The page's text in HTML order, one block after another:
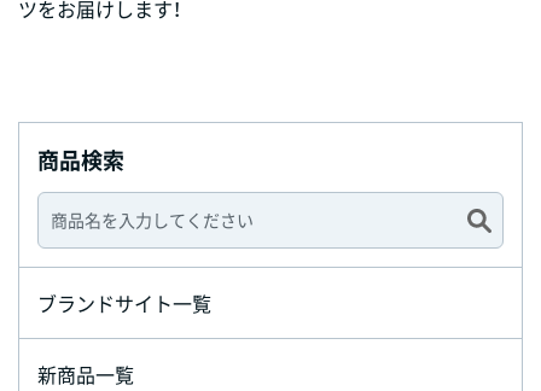
ツをお届けします！
商品検索
ブランドサイト一覧
新商品一覧